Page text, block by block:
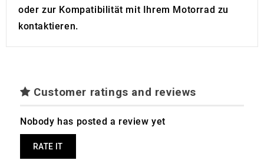
oder zur Kompatibilität mit Ihrem Motorrad zu
kontaktieren.
Customer ratings and reviews
Nobody has posted a review yet
RATE IT